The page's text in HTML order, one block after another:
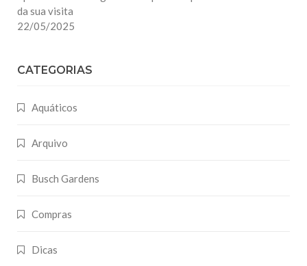
da sua visita
22/05/2025
CATEGORIAS
Aquáticos
Arquivo
Busch Gardens
Compras
Dicas